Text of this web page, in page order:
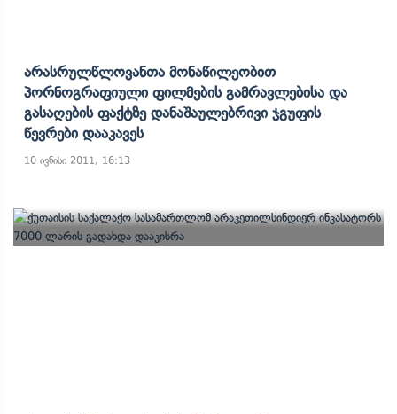
Არასრულწლოვანთა Მონაწილეობით
Პორნოგრაფიული Ფილმების Გამრავლებისა Და
Გასაღების Ფაქტზე Დანაშაულებრივი Ჯგუფის
Წევრები Დააკავეს
10 ივნისი 2011, 16:13